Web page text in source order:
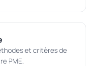
et critères de
PME.